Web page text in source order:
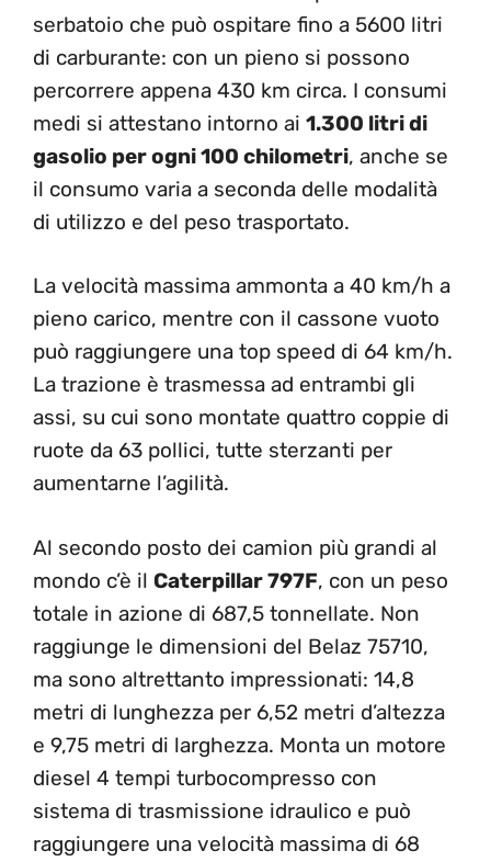
serbatoio che può ospitare fino a 5600 litri
di carburante: con un pieno si possono
percorrere appena 430 km circa. I consumi
medi si attestano intorno ai 1.300 litri di
gasolio per ogni 100 chilometri, anche se
il consumo varia a seconda delle modalità
di utilizzo e del peso trasportato.
La velocità massima ammonta a 40 km/h a
pieno carico, mentre con il cassone vuoto
può raggiungere una top speed di 64 km/h.
La trazione è trasmessa ad entrambi gli
assi, su cui sono montate quattro coppie di
ruote da 63 pollici, tutte sterzanti per
aumentarne l’agilità.
Al secondo posto dei camion più grandi al
mondo c’è il Caterpillar 797F, con un peso
totale in azione di 687,5 tonnellate. Non
raggiunge le dimensioni del Belaz 75710,
ma sono altrettanto impressionati: 14,8
metri di lunghezza per 6,52 metri d’altezza
e 9,75 metri di larghezza. Monta un motore
diesel 4 tempi turbocompresso con
sistema di trasmissione idraulico e può
raggiungere una velocità massima di 68